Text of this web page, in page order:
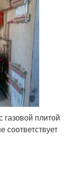
газовой плитой
соответствует